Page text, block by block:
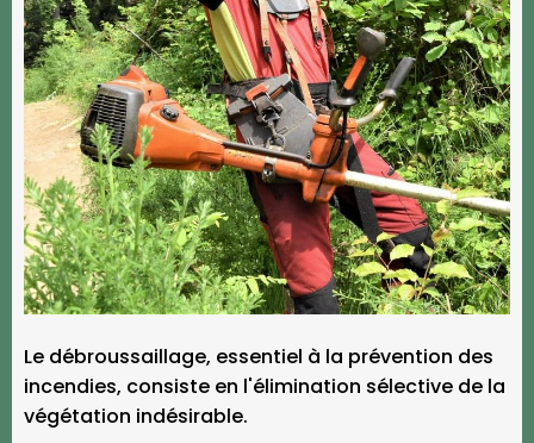
Le débroussaillage, essentiel à la prévention des
incendies, consiste en l'élimination sélective de la
végétation indésirable.